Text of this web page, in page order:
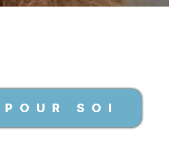
SOI